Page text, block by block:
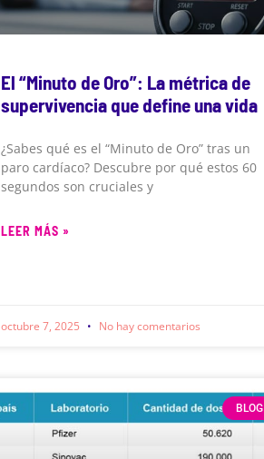
El “Minuto de Oro”: La métrica de
supervivencia que define una vida
¿Sabes qué es el “Minuto de Oro” tras un
paro cardíaco? Descubre por qué estos 60
segundos son cruciales y
LEER MÁS »
octubre 7, 2025 No hay comentarios
BLOG